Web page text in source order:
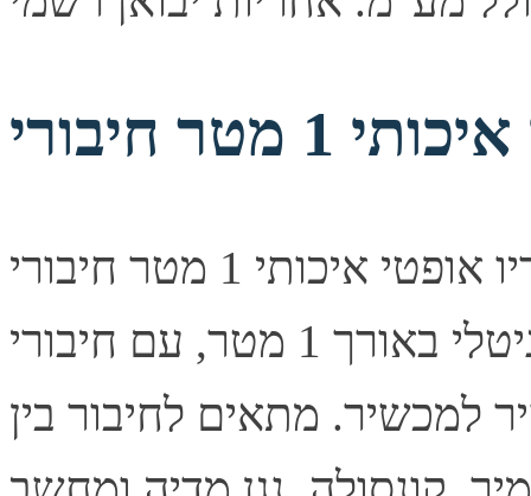
כבל אודיו אופטי איכותי 1 מטר חיבורי TOSLINK תיאור קצר כבל
אודיו אופטי דיגיטלי באורך 1 מטר, עם חיבורי TOSLINK בשני
למכשיר. מתאים לחיבור בין